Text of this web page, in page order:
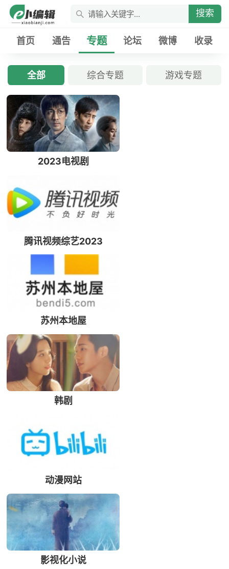
搜索
首页 通告 专题 论坛 微博 收录
全部 综合专题 游戏专题
2023电视剧
腾讯视频综艺2023
苏州本地屋
韩剧
动漫网站
影视化小说